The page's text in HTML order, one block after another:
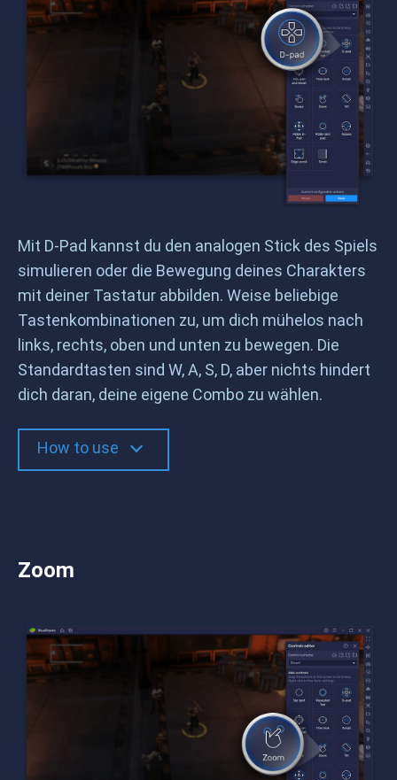
Mit D-Pad kannst du den analogen Stick des Spiels
simulieren oder die Bewegung deines Charakters
mit deiner Tastatur abbilden. Weise beliebige
Tastenkombinationen zu, um dich mühelos nach
links, rechts, oben und unten zu bewegen. Die
Standardtasten sind W, A, S, D, aber nichts hindert
dich daran, deine eigene Combo zu wählen.
How to use
Zoom